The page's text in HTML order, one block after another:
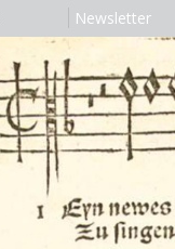
Newsletter